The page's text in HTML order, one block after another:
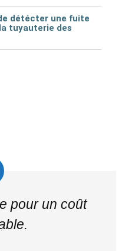
détécter une fuite
tuyauterie des
pour un coût